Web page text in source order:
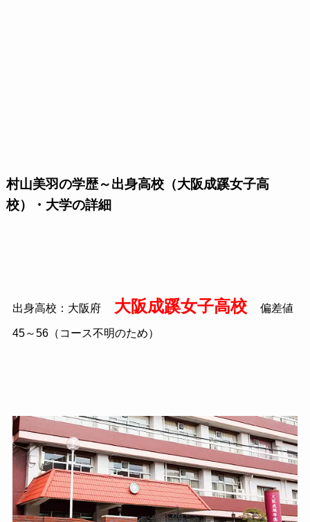
村山美羽の学歴～出身高校（大阪成蹊女子高
校）・大学の詳細
出身高校：大阪府 大阪成蹊女子高校 偏差値
45～56（コース不明のため）